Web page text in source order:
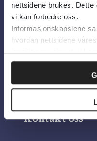
nettsidene brukes.
vi kan forbedre oss.
Informasjonskapslene
hvordan nettsidene
innsikt som gjør at vi
Om
Personvern og
Information in
Bilder fra
Kontakt oss